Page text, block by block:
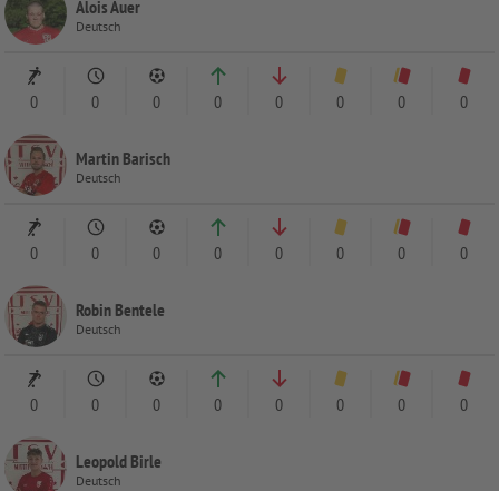
Alois Auer
Deutsch
0 0 0 0 0 0 0 0
Martin Barisch
Deutsch
0 0 0 0 0 0 0 0
Robin Bentele
Deutsch
0 0 0 0 0 0 0 0
Leopold Birle
Deutsch